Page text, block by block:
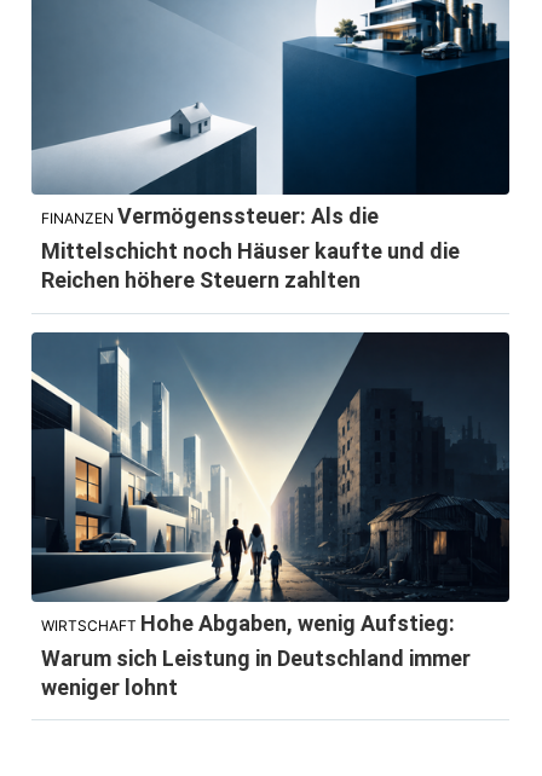
FINANZEN Vermögenssteuer: Als die
Mittelschicht noch Häuser kaufte und die
Reichen höhere Steuern zahlten
WIRTSCHAFT Hohe Abgaben, wenig Aufstieg:
Warum sich Leistung in Deutschland immer
weniger lohnt